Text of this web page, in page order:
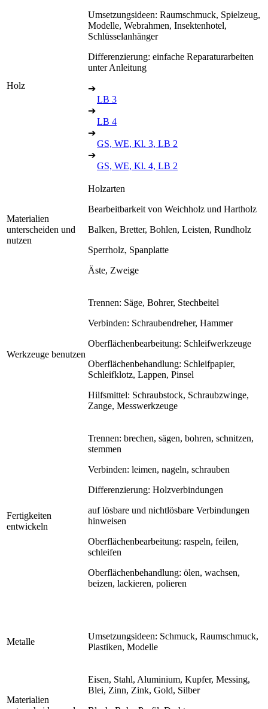
Holz
Umsetzungsideen: Raumschmuck, Spielzeug,
Modelle, Webrahmen, Insektenhotel,
Schlüsselanhänger
Differenzierung: einfache Reparaturarbeiten
unter Anleitung
➔
LB 3
➔
LB 4
➔
GS, WE, Kl. 3, LB 2
➔
GS, WE, Kl. 4, LB 2
Materialien
unterscheiden und
nutzen
Holzarten
Bearbeitbarkeit von Weichholz und Hartholz
Balken, Bretter, Bohlen, Leisten, Rundholz
Sperrholz, Spanplatte
Äste, Zweige
Werkzeuge benutzen
Trennen: Säge, Bohrer, Stechbeitel
Verbinden: Schraubendreher, Hammer
Oberflächenbearbeitung: Schleifwerkzeuge
Oberflächenbehandlung: Schleifpapier,
Schleifklotz, Lappen, Pinsel
Hilfsmittel: Schraubstock, Schraubzwinge,
Zange, Messwerkzeuge
Fertigkeiten
entwickeln
Trennen: brechen, sägen, bohren, schnitzen,
stemmen
Verbinden: leimen, nageln, schrauben
Differenzierung: Holzverbindungen
auf lösbare und nichtlösbare Verbindungen
hinweisen
Oberflächenbearbeitung: raspeln, feilen,
schleifen
Oberflächenbehandlung: ölen, wachsen,
beizen, lackieren, polieren
Metalle
Umsetzungsideen: Schmuck, Raumschmuck,
Plastiken, Modelle
Materialien
Eisen, Stahl, Aluminium, Kupfer, Messing,
Blei, Zinn, Zink, Gold, Silber